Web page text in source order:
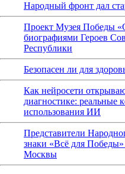
Народный фронт дал
Проект Музея Победы
биографиями Героев
Республики
Безопасен ли для
Как нейросети
диагностике: реальные
использования ИИ
Представители
знаки «Всё для
Москвы